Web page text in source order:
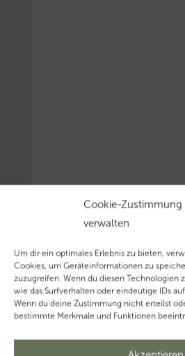
Cookie-Zustimmung
verwalten
Um dir ein optimales Erlebnis zu bieten,
Cookies, um Geräteinformationen zu
zuzugreifen. Wenn du diesen Technologien
wie das Surfverhalten oder eindeutige IDs
Wenn du deine Zustimmung nicht erteilst
bestimmte Merkmale und Funktionen